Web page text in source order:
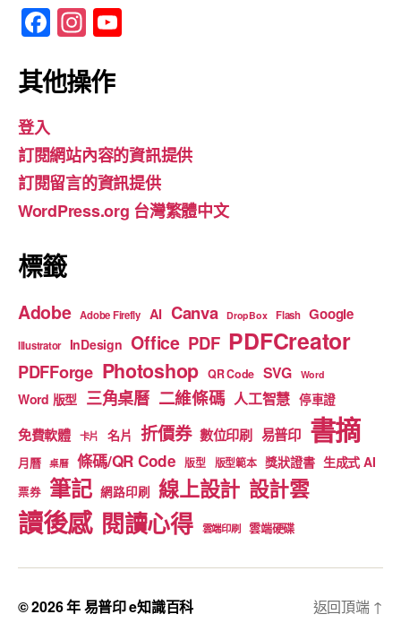
F
a
c
b
o
o
k
In
st
a
gr
a
m
u
b
e
其他操作
登入
訂閱網站內容的資訊提供
訂閱留言的資訊提供
WordPress.org 台灣繁體中文
標籤
Adobe Adobe Firefly AI Canva DropBox Flash Google
Illustrator InDesign Office PDF PDFCreator
PDFForge Photoshop QR Code SVG Word
Word 版型 三角桌曆 二維條碼 人工智慧 停車證
免費軟體 卡片 名片 折價券 數位印刷 易普印 書摘
月曆 桌曆 條碼/QR Code 版型 版型範本 獎狀證書 生成式 AI
票券 筆記 網路印刷 線上設計 設計雲
讀後感 閱讀心得 雲端印刷 雲端硬碟
© 2026 年易普印 e知識百科 返回頂端 ↑